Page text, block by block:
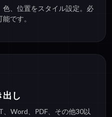
、位置をスタイル設定。必
です。
出し
Word、PDF、その他30以